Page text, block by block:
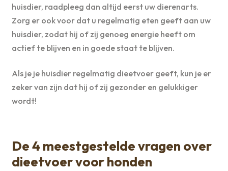
huisdier, raadpleeg dan altijd eerst uw dierenarts.
Zorg er ook voor dat u regelmatig eten geeft aan uw
huisdier, zodat hij of zij genoeg energie heeft om
actief te blijven en in goede staat te blijven.
Als je je huisdier regelmatig dieetvoer geeft, kun je er
zeker van zijn dat hij of zij gezonder en gelukkiger
wordt!
De 4 meestgestelde vragen over
dieetvoer voor honden